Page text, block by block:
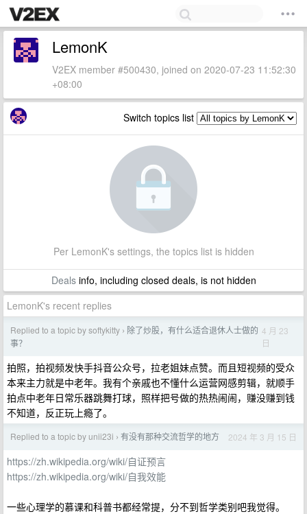
LemonK
V2EX member #500430, joined on 2020-07-23 11:52:30
+08:00
Switch topics list
Per LemonK's settings, the topics list is hidden
Dealsinfo, including closed deals, is not hidden
LemonK's recent replies
Replied to a topic by softykitty › 除了炒股，有什么适合退休人士做的
事？
4 月 23
日
拍照，拍视频发快手抖音公众号，拉老姐妹点赞。而且短视频的受众
本来主力就是中老年。我有个亲戚也不懂什么运营网感剪辑，就顺手
拍点中老年日常乐器跳舞打球，照样把号做的热热闹闹，赚没赚到钱
不知道，反正玩上瘾了。
Replied to a topic by unii23i › 有没有那种交流哲学的地方 2024 年 3 月 15 日
https://zh.wikipedia.org/wiki/自证预言
https://zh.wikipedia.org/wiki/自我效能
一些心理学的慕课和科普书都经常提，分不到哲学类别吧我觉得。